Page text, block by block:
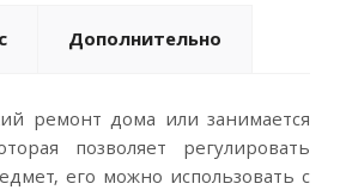
Дополнительно
ремонт дома или занимается
позволяет регулировать
его можно использовать с